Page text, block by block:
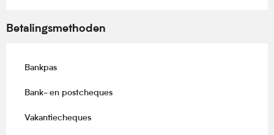
Betalingsmethoden
Bankpas
Bank- en postcheques
Vakantiecheques